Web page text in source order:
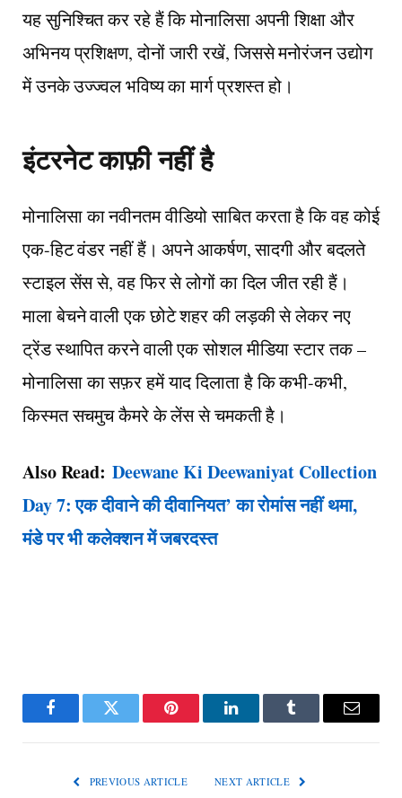
यह सुनिश्चित कर रहे हैं कि मोनालिसा अपनी शिक्षा और
अभिनय प्रशिक्षण, दोनों जारी रखें, जिससे मनोरंजन उद्योग
में उनके उज्ज्वल भविष्य का मार्ग प्रशस्त हो।
इंटरनेट काफ़ी नहीं है
मोनालिसा का नवीनतम वीडियो साबित करता है कि वह कोई
एक-हिट वंडर नहीं हैं। अपने आकर्षण, सादगी और बदलते
स्टाइल सेंस से, वह फिर से लोगों का दिल जीत रही हैं।
माला बेचने वाली एक छोटे शहर की लड़की से लेकर नए
ट्रेंड स्थापित करने वाली एक सोशल मीडिया स्टार तक –
मोनालिसा का सफ़र हमें याद दिलाता है कि कभी-कभी,
किस्मत सचमुच कैमरे के लेंस से चमकती है।
Also Read: Deewane Ki Deewaniyat Collection
Day 7: एक दीवाने की दीवानियत’ का रोमांस नहीं थमा,
मंडे पर भी कलेक्शन में जबरदस्त
FacebookTwitter Pinterest LinkedInTumblr Email
PREVIOUS ARTICLE NEXT ARTICLE